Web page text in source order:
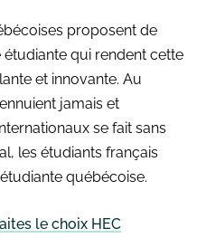
proposent de
qui rendent cette
et innovante. Au
jamais et
se fait sans
les étudiants français
québécoise.
le choix HEC